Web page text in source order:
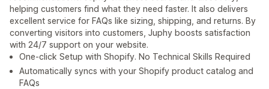
helping customers find what they need faster. It also delivers
excellent service for FAQs like sizing, shipping, and returns. By
converting visitors into customers, Juphy boosts satisfaction
with 24/7 support on your website.
One-click Setup with Shopify. No Technical Skills Required
Automatically syncs with your Shopify product catalog and
FAQs